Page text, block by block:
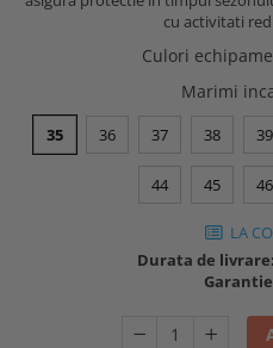
Echipamente specializate
Echipamente muncitori ferma
Echipamente veterinari
Echipamente mulgatori
Echipamente trimeri ongloane
Casti si antifoane protectie
Menghine si presecu activitati
Culori
Marimi
35 36 37 38 39
44 45 46
LA
Durata de livrare: